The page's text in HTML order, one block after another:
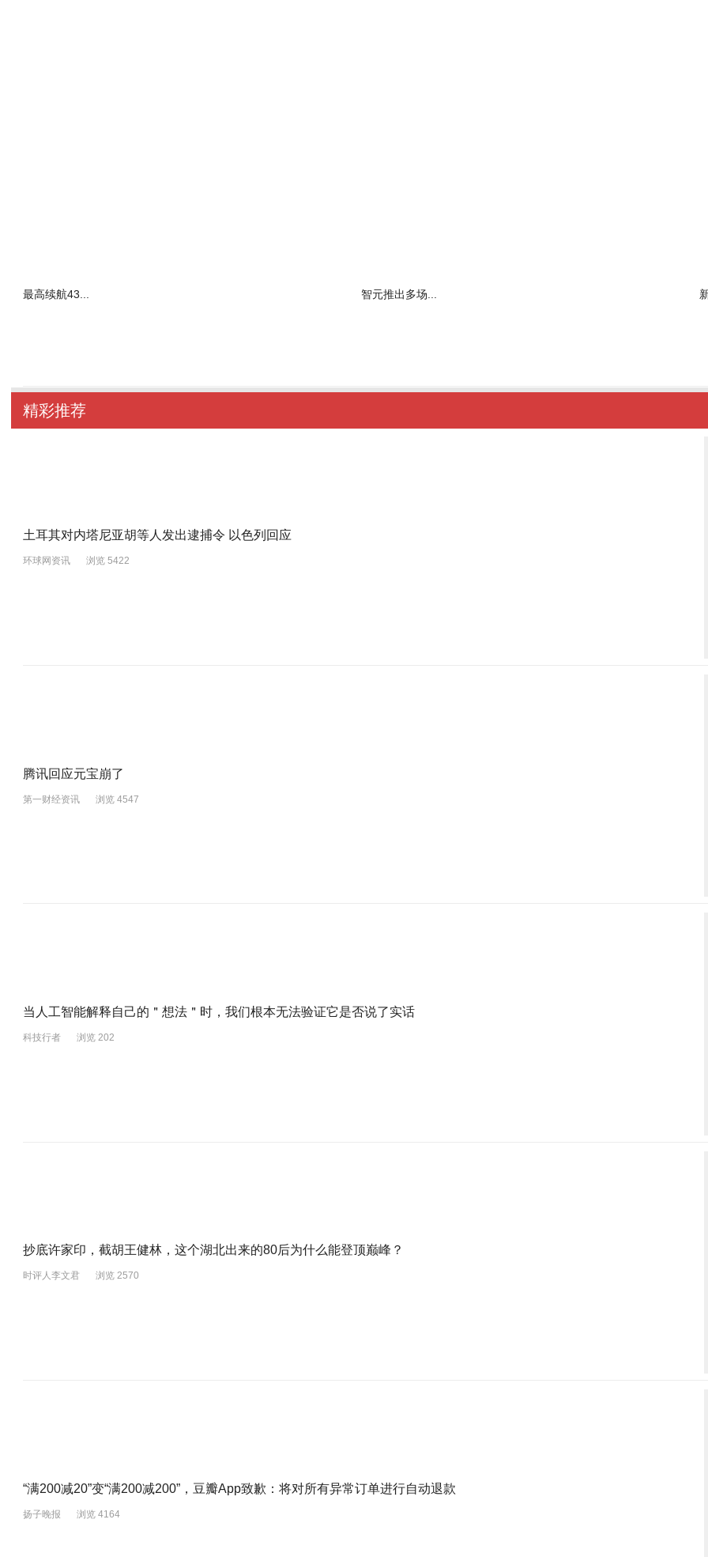
最高续航43... 智元推出多场...
精彩推荐
土耳其对内塔尼亚胡等人发出逮捕令 以色列回应
环球网资讯 浏览 5422
腾讯回应元宝崩了
第一财经资讯 浏览 4547
当人工智能解释自己的＂想法＂时，我们根本无法验证它是否说了实话
科技行者 浏览 202
抄底许家印，截胡王健林，这个湖北出来的80后为什么能登顶巅峰？
时评人李文君 浏览 2570
“满200减20”变“满200减200”，豆瓣App致歉：将对所有异常订单进行自动退款
扬子晚报 浏览 4164